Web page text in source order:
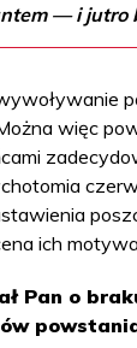
— i jutro
więc
ich
Pan o